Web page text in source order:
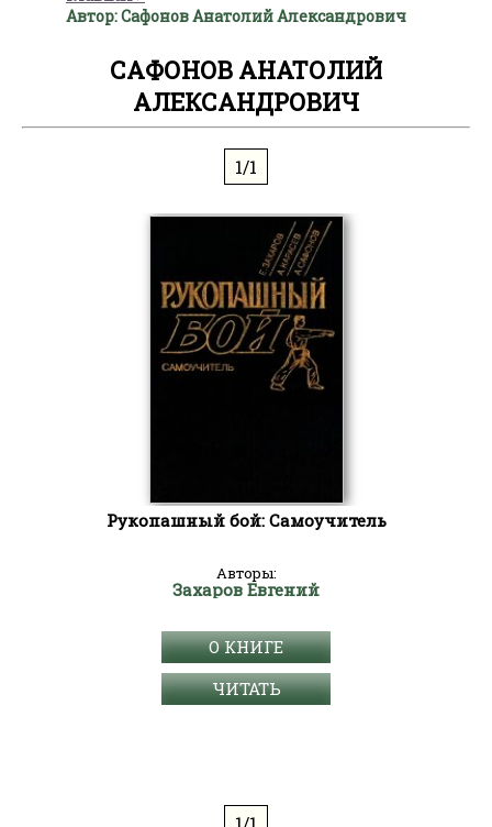
Автор: Сафонов Анатолий Александрович
САФОНОВ АНАТОЛИЙ
АЛЕКСАНДРОВИЧ
1/1
Рукопашный бой: Самоучитель
Авторы:
Захаров Евгений
О КНИГЕ
ЧИТАТЬ